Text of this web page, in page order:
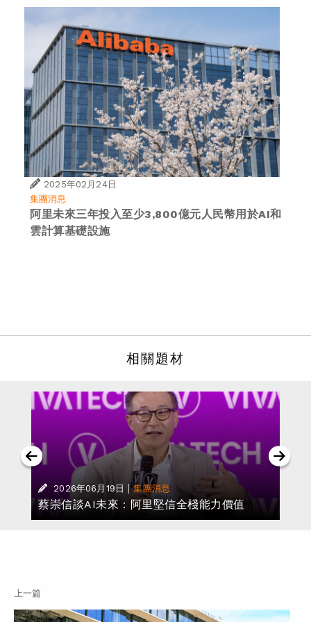
2025年02月24日
集團消息
阿里未來三年投入至少3,800億元人民幣用於AI和
雲計算基礎設施
相關題材
2026年06月19日 集團消息
蔡崇信談AI未來：阿里堅信全棧能力價值
上一篇